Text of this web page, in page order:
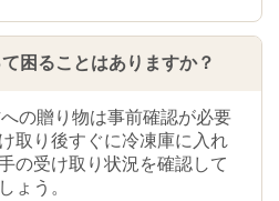
困ることはありますか？
の贈り物は事前確認が必要
取り後すぐに冷凍庫に入れ
の受け取り状況を確認して
ょう。